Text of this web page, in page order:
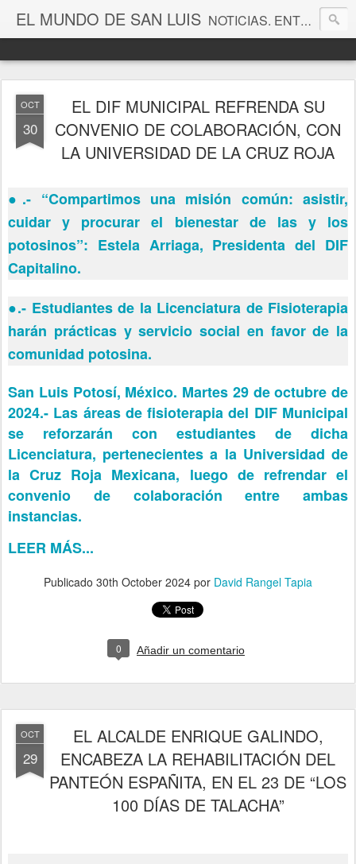
EL MUNDO DE SAN LUIS NOTICIAS. ENTRETENIMIENTO. EDITORIALES. CANAL DE VÍDEOS. GALERÍA DE FOTOGRAFÍAS.
OCT
30
EL DIF MUNICIPAL REFRENDA SU
CONVENIO DE COLABORACIÓN, CON
LA UNIVERSIDAD DE LA CRUZ ROJA
● .- “Compartimos una misión común: asistir,
cuidar y procurar el bienestar de las y los
potosinos”: Estela Arriaga, Presidenta del DIF
Capitalino.
●.- Estudiantes de la Licenciatura de Fisioterapia
harán prácticas y servicio social en favor de la
comunidad potosina.
San Luis Potosí, México. Martes 29 de octubre de
2024.- Las áreas de fisioterapia del DIF Municipal
se reforzarán con estudiantes de dicha
Licenciatura, pertenecientes a la Universidad de
la Cruz Roja Mexicana, luego de refrendar el
convenio de colaboración entre ambas
instancias.
LEER MÁS...
Publicado 30th October 2024 por David Rangel Tapia
0 Añadir un comentario
OCT
29
EL ALCALDE ENRIQUE GALINDO,
ENCABEZA LA REHABILITACIÓN DEL
PANTEÓN ESPAÑITA, EN EL 23 DE “LOS
100 DÍAS DE TALACHA”